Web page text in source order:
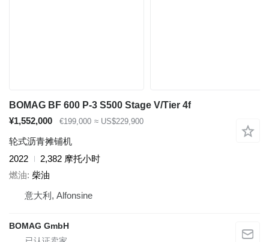
BOMAG BF 600 P-3 S500 Stage V/Tier 4f
¥1,552,000
€199,000 ≈ US$229,900
轮式沥青摊铺机
2022
2,382 摩托小时
燃油 柴油
意大利, Alfonsine
BOMAG GmbH